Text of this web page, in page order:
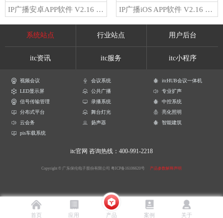
IP广播安卓APP软件 V2.16 T-7700PA软件 IP广播iOS APP软件 V2.16 T-7700PI软件
系统站点 行业站点 用户后台
itc资讯 itc服务 itc小程序
视频会议 会议系统
itcHUB会议一体机
LED显示屏
公共广播
专业扩声
信号传输管理
录播系统
中控系统
分布式平台
舞台灯光
亮化照明
云会务
扬声器
智能建筑
pis车载系统
itc官网 咨询热线：400-991-2218
Copyright © 广东保伦电子股份有限公司 粤ICP备16106620号 产品参数解释声明
首页 应用 产品 案例 关于